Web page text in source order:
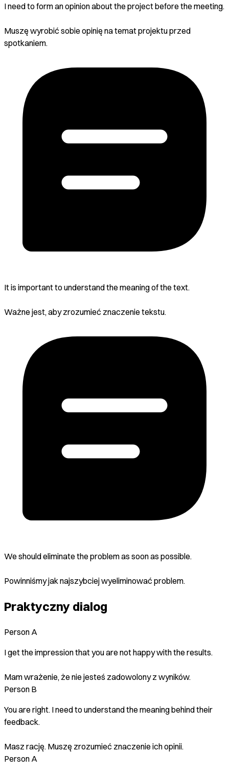
I need to form an opinion about the project before the meeting.
Muszę wyrobić sobie opinię na temat projektu przed
spotkaniem.
It is important to understand the meaning of the text.
Ważne jest, aby zrozumieć znaczenie tekstu.
We should eliminate the problem as soon as possible.
Powinniśmy jak najszybciej wyeliminować problem.
Praktyczny dialog
Person A
I get the impression that you are not happy with the results.
Mam wrażenie, że nie jesteś zadowolony z wyników.
Person B
You are right. I need to understand the meaning behind their
feedback.
Masz rację. Muszę zrozumieć znaczenie ich opinii.
Person A